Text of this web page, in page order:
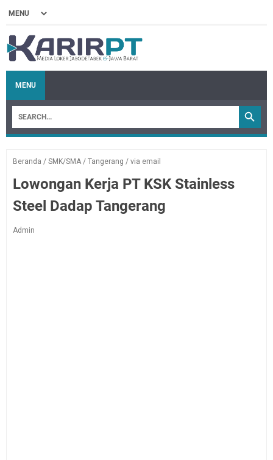
MENU
Beranda / SMK/SMA / Tangerang / via email
Lowongan Kerja PT KSK Stainless
Steel Dadap Tangerang
Admin